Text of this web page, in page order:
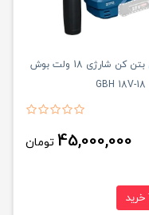
دریل بتن کن شارژی 18 ولت بوش
45,000,000 تومان